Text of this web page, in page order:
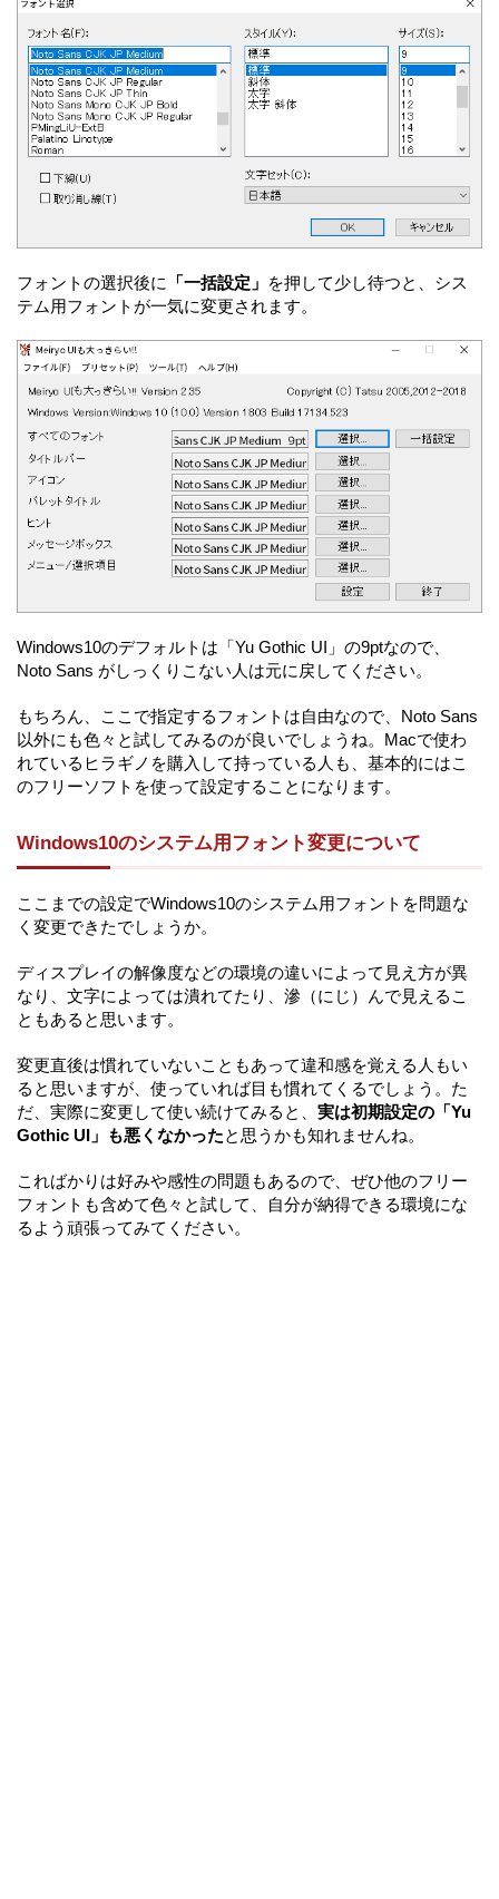
フォントの選択後に 「一括設定」 を押して少し待つと、シス
テム用フォントが一気に変更されます。
Windows10のデフォルトは「Yu Gothic UI」の9ptなので、
Noto Sans がしっくりこない人は元に戻してください。
もちろん、ここで指定するフォントは自由なので、Noto Sans
以外にも色々と試してみるのが良いでしょうね。Macで使わ
れているヒラギノを購入して持っている人も、基本的にはこ
のフリーソフトを使って設定することになります。
Windows10のシステム用フォント変更について
ここまでの設定でWindows10のシステム用フォントを問題な
く変更できたでしょうか。
ディスプレイの解像度などの環境の違いによって見え方が異
なり、文字によっては潰れてたり、滲（にじ）んで見えるこ
ともあると思います。
変更直後は慣れていないこともあって違和感を覚える人もい
ると思いますが、使っていれば目も慣れてくるでしょう。た
だ、実際に変更して使い続けてみると、 実は初期設定の「Yu
Gothic UI」も悪くなかったと思うかも知れませんね。
こればかりは好みや感性の問題もあるので、ぜひ他のフリー
フォントも含めて色々と試して、自分が納得できる環境にな
るよう頑張ってみてください。